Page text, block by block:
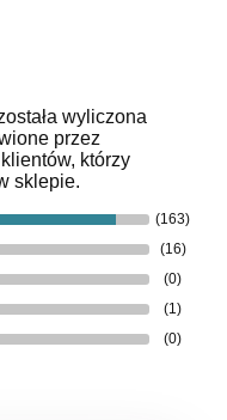
wyliczona
przez
którzy
sklepie.
(163)
(16)
(0)
(1)
(0)